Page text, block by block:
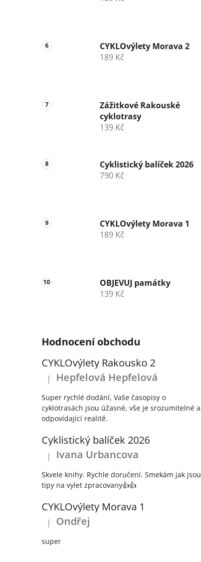
CYKLOvýlety Morava 2
189 Kč
Zážitkové Rakouské
cyklotrasy
139 Kč
Cyklistický balíček 2026
790 Kč
CYKLOvýlety Morava 1
189 Kč
OBJEVUJ památky
139 Kč
Hodnocení obchodu
CYKLOvýlety Rakousko 2
Hodnocení produktu je 5 z 5 hvězdiček.
| Hepfelová Hepfelová
Super rychlé dodání, Vaše časopisy o
cyklotrasách jsou úžasné, vše je srozumitelné a
odpovídající realitě.
Cyklistický balíček 2026
Hodnocení produktu je 5 z 5 hvězdiček.
| Ivana Urbancova
Skvele knihy. Rychle doručení. Smekám jak jsou
tipy na vylet zpracovany👍👍
CYKLOvýlety Morava 1
Hodnocení produktu je 5 z 5 hvězdiček.
| Ondřej
super